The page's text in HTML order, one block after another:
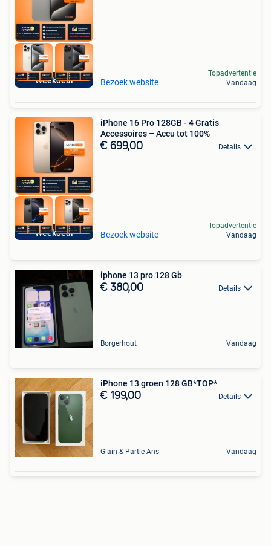
Weekdeal Bezoek website
Topadvertentie
Vandaag
Weekdeal
iPhone 16 Pro 128GB - 4 Gratis
Accessoires – Accu tot 100%
€ 699,00 Details
Bezoek website
Topadvertentie
Vandaag
iphone 13 pro 128 Gb
€ 380,00 Details
Borgerhout Vandaag
iPhone 13 groen 128 GB*TOP*
€ 199,00 Details
Glain & Partie Ans Vandaag